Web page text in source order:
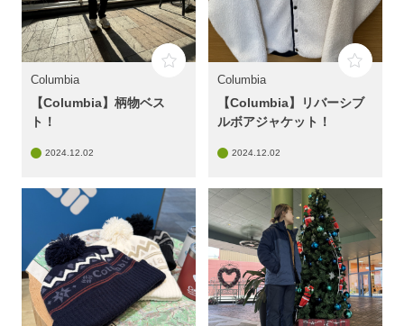
Columbia
【Columbia】柄物ベス
ト！
2024.12.02
Columbia
【Columbia】リバーシブ
ルボアジャケット！
2024.12.02